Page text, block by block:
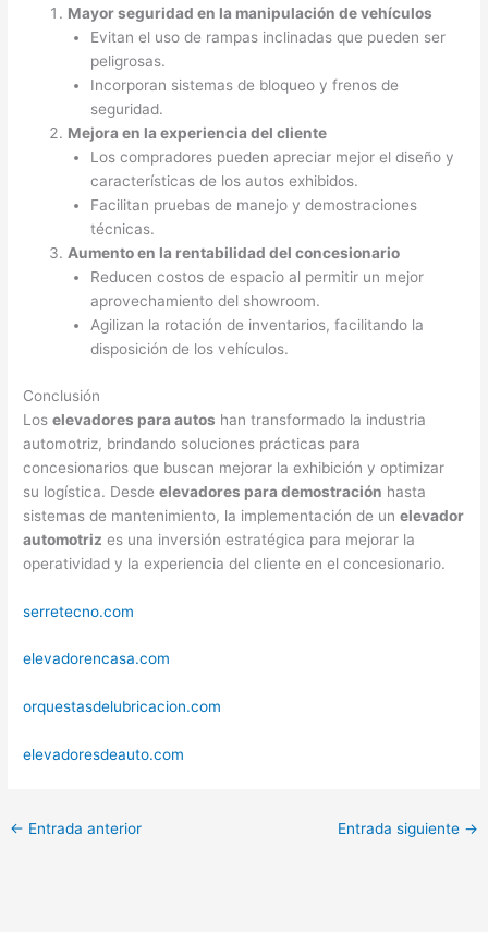
Mayor seguridad en la manipulación de vehículos
Evitan el uso de rampas inclinadas que pueden ser
peligrosas.
Incorporan sistemas de bloqueo y frenos de
seguridad.
Mejora en la experiencia del cliente
Los compradores pueden apreciar mejor el diseño y
características de los autos exhibidos.
Facilitan pruebas de manejo y demostraciones
técnicas.
Aumento en la rentabilidad del concesionario
Reducen costos de espacio al permitir un mejor
aprovechamiento del showroom.
Agilizan la rotación de inventarios, facilitando la
disposición de los vehículos.
Conclusión
Loselevadores para autos han transformado la industria
automotriz, brindando soluciones prácticas para
concesionarios que buscan mejorar la exhibición y optimizar
su logística. Desdeelevadores para demostración hasta
sistemas de mantenimiento, la implementación de unelevador
automotriz es una inversión estratégica para mejorar la
operatividad y la experiencia del cliente en el concesionario.
serretecno.com
elevadorencasa.com
orquestasdelubricacion.com
elevadoresdeauto.com
← Entrada anterior Entrada siguiente →